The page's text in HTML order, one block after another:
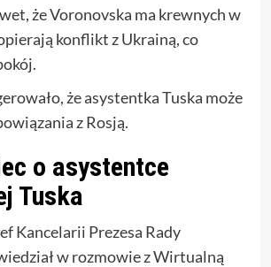
że Voronovska ma krewnych w
konflikt z Ukrainą, co
że asystentka Tuska może
z Rosją.
o asystentce
Tuska
Kancelarii Prezesa Rady
w rozmowie z Wirtualną